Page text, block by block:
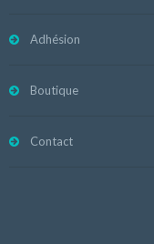
Adhésion
Boutique
Contact